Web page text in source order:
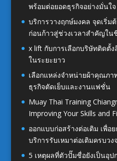
พร้อมต่อยอดธุรกิจอย่างมั่นใจ
บริการวางฤกษ์มงคล จุดเริ่ม
ก่อนก้าวสู่ช่วงเวลาสำคัญใน
x lift กับการเลือกบริษัทติดตั้
ในระยะยาว
เลือกแหล่งจำหน่ายผ้าคุณภา
ธุรกิจตัดเย็บและงานแฟชั่น
Muay Thai Training
Improving Your Skills and
ออกแบบก่อสร้างต่อเติม เพื่อ
บริการรับเหมาต่อเติมครบวง
5 เหตุผลที่ตัวปั๊มชื่อยังเป็นอุ